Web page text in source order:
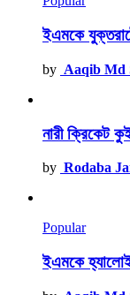
ইএমকে
by Aaqib Md
নারী ক্রিকেট
by Rodaba
Popular
ইএমকে